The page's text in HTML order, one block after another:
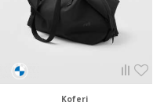
Koferi